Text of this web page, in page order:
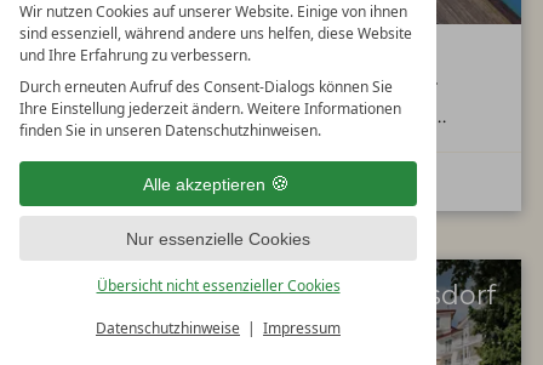
Wir nutzen Cookies auf unserer Website. Einige von ihnen
sind essenziell, während andere uns helfen, diese Website
und Ihre Erfahrung zu verbessern.
Durch erneuten Aufruf des Consent-Dialogs können Sie
Ihre Einstellung jederzeit ändern. Weitere Informationen
finden Sie in unseren Datenschutzhinweisen.
Alle akzeptieren
Nur essenzielle Cookies
Übersicht nicht essenzieller Cookies
Datenschutzhinweise Impressum
4 Sterne | 20.000m² Parkanlage | Tanzbar BAR59 |
beheizter Außenpool & Wellnessbereich | ideal für
Familien | hundefreundlich - sein Sie ein "VIP" im ...
ZUR HOTEL WEBSEITE
A-ROSA Strandidyll Heringsdorf
Seebad Heringsdorf